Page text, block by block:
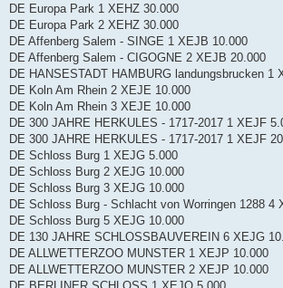
DE Europa Park 1 XEHZ 30.000
DE Europa Park 2 XEHZ 30.000
DE Affenberg Salem - SINGE 1 XEJB 10.000
DE Affenberg Salem - CIGOGNE 2 XEJB 20.000
DE HANSESTADT HAMBURG landungsbrucken 1
DE Koln Am Rhein 2 XEJE 10.000
DE Koln Am Rhein 3 XEJE 10.000
DE 300 JAHRE HERKULES - 1717-2017 1 XEJF
DE 300 JAHRE HERKULES - 1717-2017 1 XEJF
DE Schloss Burg 1 XEJG 5.000
DE Schloss Burg 2 XEJG 10.000
DE Schloss Burg 3 XEJG 10.000
DE Schloss Burg - Schlacht von Worringen 1288 4
DE Schloss Burg 5 XEJG 10.000
DE 130 JAHRE SCHLOSSBAUVEREIN 6 XEJG
DE ALLWETTERZOO MUNSTER 1 XEJP 10.000
DE ALLWETTERZOO MUNSTER 2 XEJP 10.000